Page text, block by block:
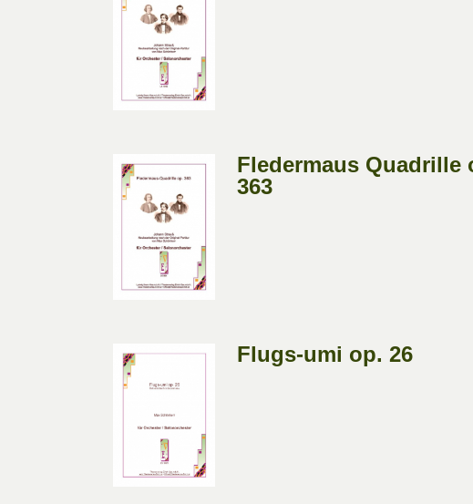
Fledermaus Quadrille
363
Flugs-umi op. 26